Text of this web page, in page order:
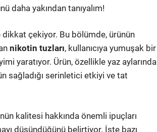
daha yakından tanıyalım!
çekiyor. Bu bölümde, ürünün
nikotin tuzları, kullanıcıya yumuşak bir
yaratıyor. Ürün, özellikle yaz aylarında
sağladığı serinletici etkiyi ve tat
kalitesi hakkında önemli ipuçları
düşündüğünü belirtiyor. İşte bazı